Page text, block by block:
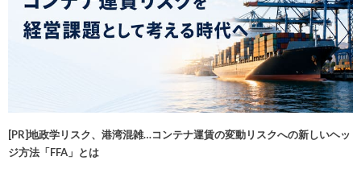
[PR]地政学リスク、港湾混雑…コンテナ運賃の変動リスクへの新しいヘッ
ジ方法「FFA」とは